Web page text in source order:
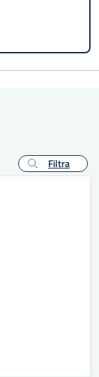
Filtra